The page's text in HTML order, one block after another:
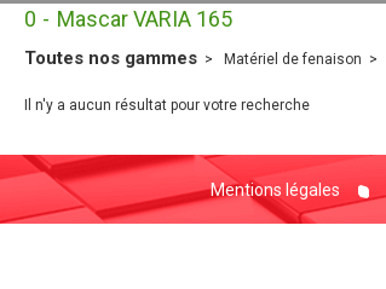
Toutes nos gammes Matériel de fenaison
0 Mascar VARIA 165
Il n'y a aucun résultat pour votre recherche
Mentions légales